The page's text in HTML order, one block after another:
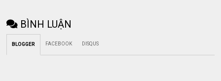
BÌNH LUẬN
BLOGGER FACEBOOK DISQUS